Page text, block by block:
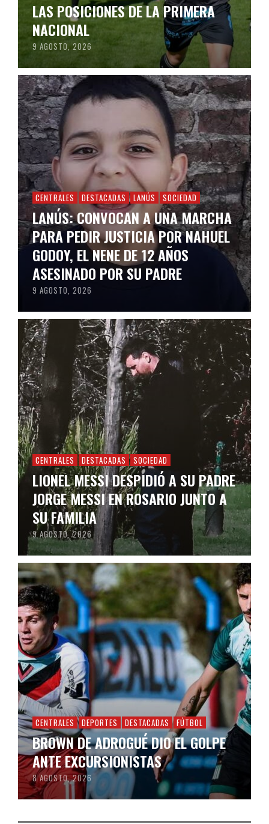
LAS POSICIONES DE LA PRIMERA
NACIONAL
9 AGOSTO, 2026
CENTRALES DESTACADAS LANÚS SOCIEDAD
LANÚS: CONVOCAN A UNA MARCHA
PARA PEDIR JUSTICIA POR NAHUEL
GODOY, EL NENE DE 12 AÑOS
ASESINADO POR SU PADRE
9 AGOSTO, 2026
CENTRALES DESTACADAS SOCIEDAD
LIONEL MESSI DESPIDIÓ A SU PADRE
JORGE MESSI EN ROSARIO JUNTO A
SU FAMILIA
9 AGOSTO, 2026
CENTRALES DEPORTES DESTACADAS FÚTBOL
BROWN DE ADROGUÉ DIO EL GOLPE
ANTE EXCURSIONISTAS
8 AGOSTO, 2026